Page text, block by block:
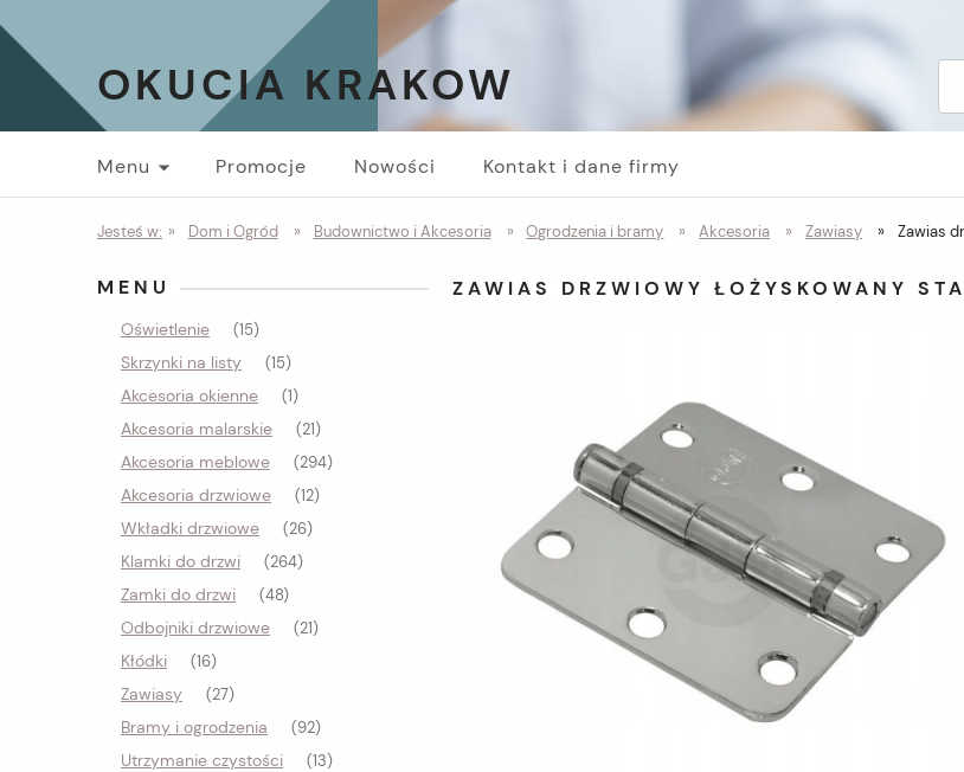
OKUCIA KRAKOW
Menu Promocje Nowości Kontakt i dane firmy
Jesteś w: » Dom i Ogród » Budownictwo i Akcesoria » Ogrodzenia i bramy » Akcesoria » Zawiasy » Zawias
MENU
Oświetlenie (15)
Skrzynki na listy (15)
Akcesoria okienne (1)
Akcesoria malarskie (21)
Akcesoria meblowe (294)
Akcesoria drzwiowe (12)
Wkładki drzwiowe (26)
Klamki do drzwi (264)
Zamki do drzwi (48)
Odbojniki drzwiowe (21)
Kłódki (16)
Zawiasy (27)
Bramy i ogrodzenia (92)
Utrzymanie czystości (13)
ZAWIAS DRZWIOWY ŁOŻYSKOWANY